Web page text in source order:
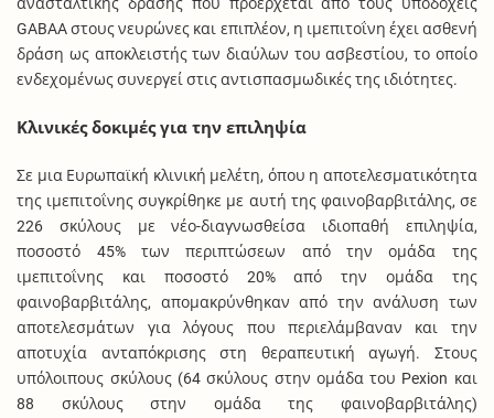
GABAA στους νευρώνες και επιπλέον, η ιμεπιτοΐνη έχει ασθενή
δράση ως αποκλειστής των διαύλων του ασβεστίου, το οποίο
ενδεχομένως συνεργεί στις αντισπασμωδικές της ιδιότητες.
Κλινικές δοκιμές για την επιληψία
Σε μια Ευρωπαϊκή κλινική μελέτη, όπου η αποτελεσματικότητα
της ιμεπιτοΐνης συγκρίθηκε με αυτή της φαινοβαρβιτάλης, σε
226 σκύλους με νέο-διαγνωσθείσα ιδιοπαθή επιληψία,
ποσοστό 45% των περιπτώσεων από την ομάδα της
ιμεπιτοΐνης και ποσοστό 20% από την ομάδα της
φαινοβαρβιτάλης, απομακρύνθηκαν από την ανάλυση των
αποτελεσμάτων για λόγους που περιελάμβαναν και την
αποτυχία ανταπόκρισης στη θεραπευτική αγωγή. Στους
υπόλοιπους σκύλους (64 σκύλους στην ομάδα του Pexion και
88 σκύλους στην ομάδα της φαινοβαρβιτάλης)